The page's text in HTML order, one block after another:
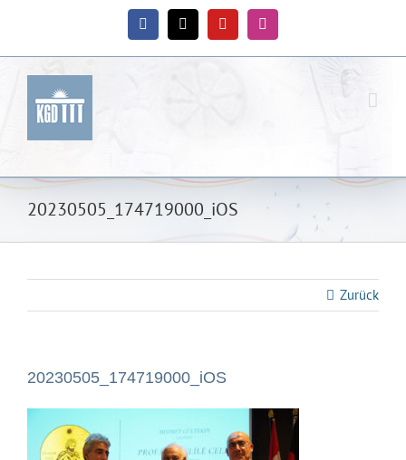
Facebook
X YouTubeInstagram
20230505_174719000_iOS
Zurück
20230505_174719000_iOS